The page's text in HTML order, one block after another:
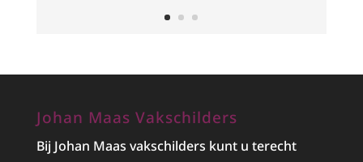
Johan Maas Vakschilders
Bij Johan Maas vakschilders kunt u terecht